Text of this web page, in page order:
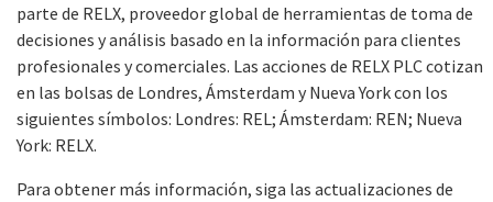
parte de RELX, proveedor global de herramientas de toma de
decisiones y análisis basado en la información para clientes
profesionales y comerciales. Las acciones de RELX PLC cotizan
en las bolsas de Londres, Ámsterdam y Nueva York con los
siguientes símbolos: Londres: REL; Ámsterdam: REN; Nueva
York: RELX.
Para obtener más información, siga las actualizaciones de